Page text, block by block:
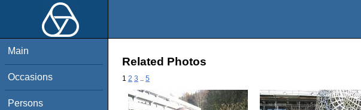
Main
Occasions
Persons
Related Photos
1 2 3 5